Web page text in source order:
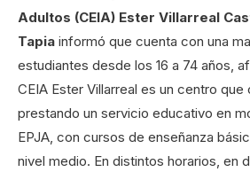
Adultos (CEIA) Ester Villarreal
Tapia informó que cuenta con una
estudiantes desde los 16 a 74 años,
CEIA Ester Villarreal es un centro que
prestando un servicio educativo en
EPJA, con cursos de enseñanza
nivel medio. En distintos horarios, en